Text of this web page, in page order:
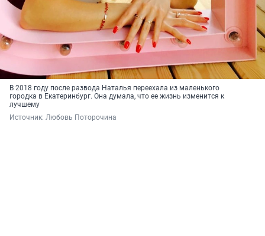
В 2018 году после развода Наталья переехала из маленького
городка в Екатеринбург. Она думала, что ее жизнь изменится к
лучшему
Источник: Любовь Поторочина